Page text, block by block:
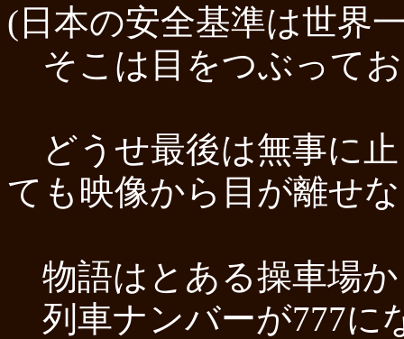
(日本の安全基準は世界
そこは目をつぶって
どうせ最後は無事に
ても映像から目が離せ
物語はとある操車場
列車ナンバーが777に